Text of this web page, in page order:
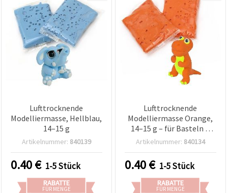
Lufttrocknende
Modelliermasse, Hellblau,
14–15 g
Artikelnummer: 840139
0.40€ 1-5 Stück
RABATTE
FÜR MENGE
Lufttrocknende
Modelliermasse Orange,
14–15 g – für Basteln &
DIY
Artikelnummer: 840134
0.40€ 1-5 Stück
RABATTE
FÜR MENGE